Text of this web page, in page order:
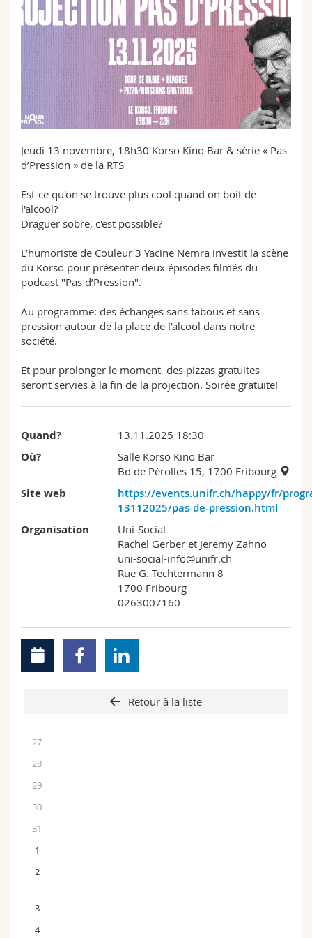
Sciences et médecine
Interfacultaire
Collaborateurs
Doctorants
Webmail
Programme des cours
MyUnifr
Jeudi 13 novembre, 18h30 Korso Kino Bar & série « Pas
d’Pression » de la RTS
Est-ce qu'on se trouve plus cool quand on boit de
l'alcool?
Draguer sobre, c'est possible?
L’humoriste de Couleur 3 Yacine Nemra investit la scène
du Korso pour présenter deux épisodes filmés du
podcast "Pas d’Pression".
Au programme: des échanges sans tabous et sans
pression autour de la place de l’alcool dans notre
société.
Et pour prolonger le moment, des pizzas gratuites
seront servies à la fin de la projection. Soirée gratuite!
Quand? 13.11.2025 18:30
Où?
Salle Korso Kino Bar
Bd de Pérolles 15, 1700 Fribourg
Site web
https://events.unifr.ch/happy/fr/
13112025/pas-de-pression.html
Organisation
Uni-Social
Rachel Gerber et Jeremy Zahno
uni-social-info@unifr.ch
Rue G.-Techtermann 8
1700 Fribourg
0263007160
Retour à la liste
27
28
29
30
31
1
2
3
4